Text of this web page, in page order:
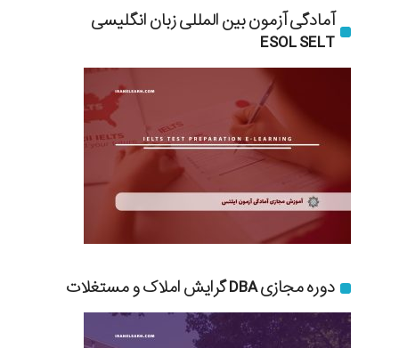
آمادگی آزمون بین المللی زبان انگلیسی
ESOL SELT
دوره مجازی DBA گرایش املاک و مستغلات